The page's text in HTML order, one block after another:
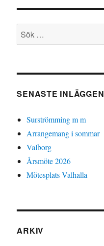
Sök
efter:
SENASTE INLÄGGEN
Surströmming m m
Arrangemang i sommar
Valborg
Årsmöte 2026
Mötesplats Valhalla
ARKIV